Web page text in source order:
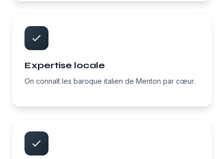
Expertise locale
On connaît les baroque italien de Menton par cœur.